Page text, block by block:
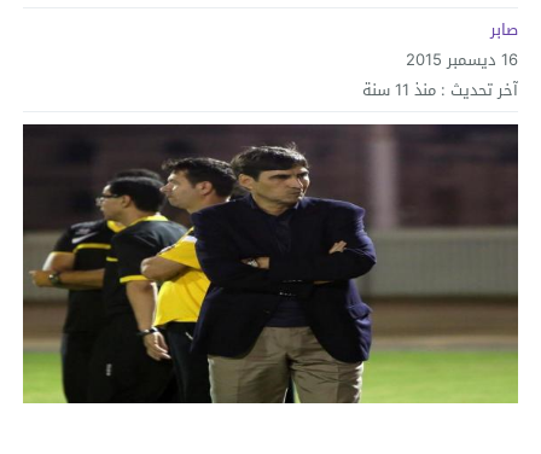
صابر
16 ديسمبر 2015
آخر تحديث : منذ 11 سنة